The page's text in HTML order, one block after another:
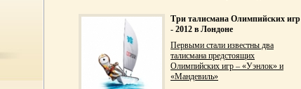
Три талисмана Олимпийских игр
- 2012 в Лондоне
Первыми стали известны два
талисмана предстоящих
Олимпийских игр – «Уэнлок» и
«Мандевиль»